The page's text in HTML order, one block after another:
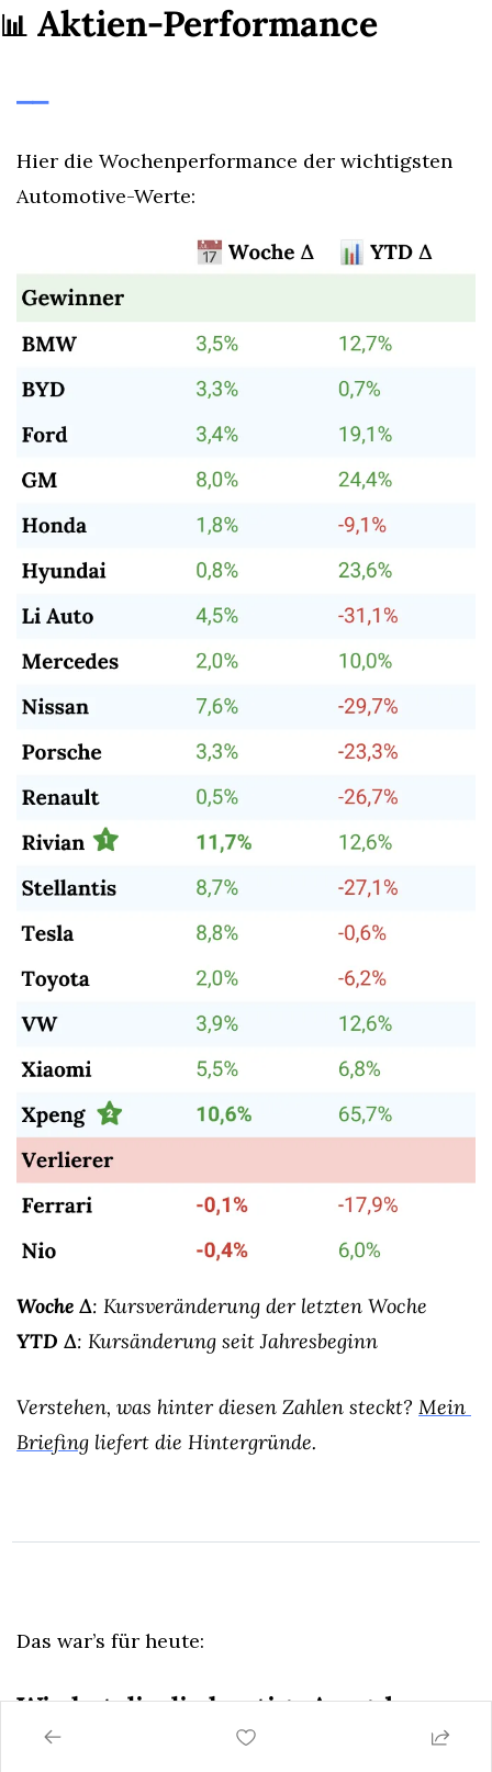
📊 Aktien-Performance
Hier die Wochenperformance der wichtigsten
Automotive-Werte:
Woche Δ: Kursveränderung der letzten Woche
YTD Δ: Kursänderung seit Jahresbeginn
Verstehen, was hinter diesen Zahlen steckt? Mein
Briefing liefert die Hintergründe.
Das war’s für heute:
Wie hat dir die heutige Ausgabe
gefallen?